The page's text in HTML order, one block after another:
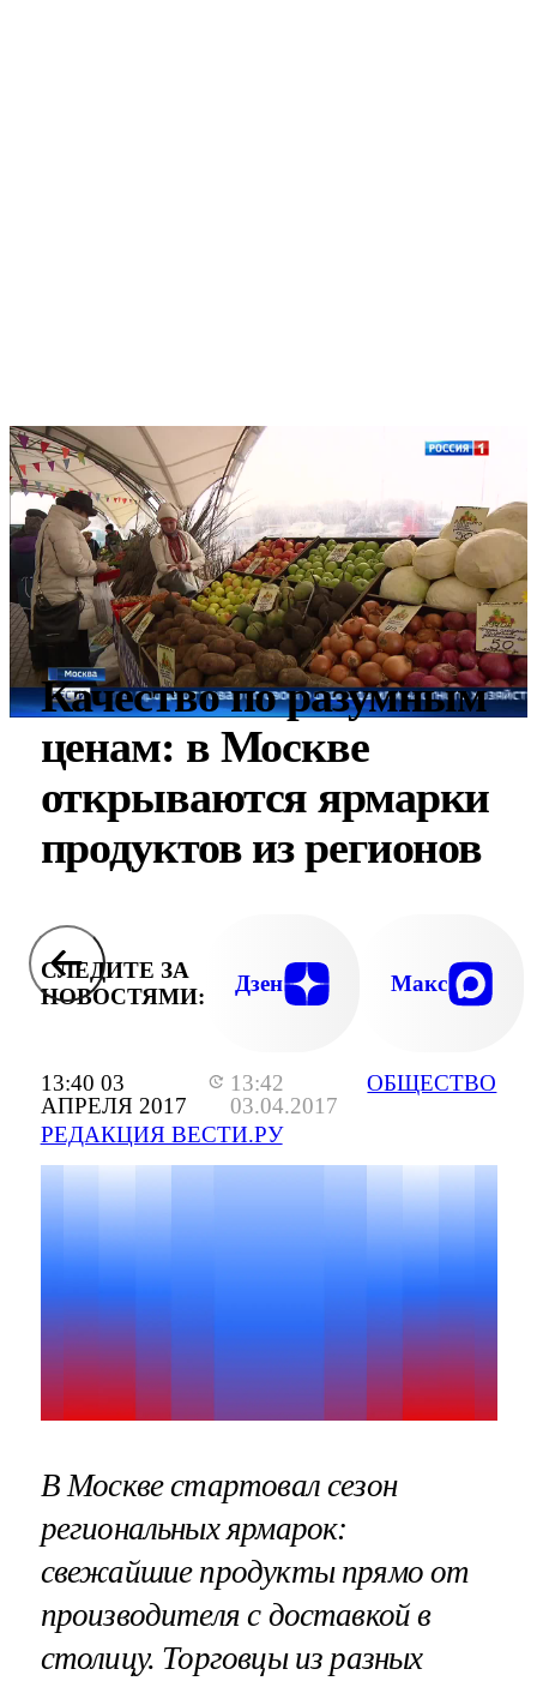
13:40 03
АПРЕЛЯ 2017
13:42
03.04.2017
РЕДАКЦИЯ ВЕСТИ.РУ
ОБЩЕСТВО
Качество по разумным
ценам: в Москве
открываются ярмарки
продуктов из регионов
СЛЕДИТЕ ЗА
НОВОСТЯМИ:
Дзен Макс
В Москве стартовал сезон
региональных ярмарок:
свежайшие продукты прямо от
производителя с доставкой в
столицу. Торговцы из разных